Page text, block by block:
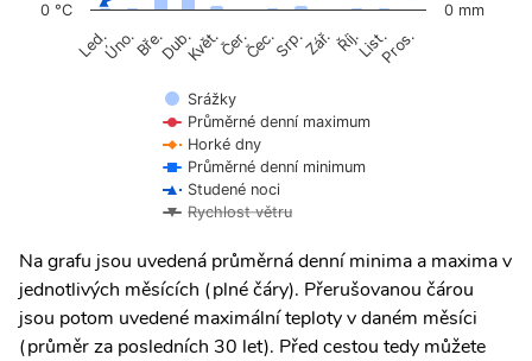
Srážky
Průměrné denní maximum
Horké dny
Průměrné denní minimum
Studené noci
Rychlost větru
Led.Úno.Bře.Dub.Květ.Čer.Čec.Srp.Zář. Říj.List.Pros.
0 °C 0 mm
Na grafu jsou uvedená průměrná denní minima a maxima v
jednotlivých měsících (plné čáry). Přerušovanou čárou
jsou potom uvedené maximální teploty v daném měsíci
(průměr za posledních 30 let). Před cestou tedy můžete